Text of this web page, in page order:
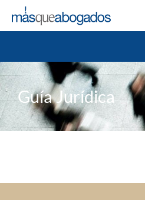
Guía Jurídica